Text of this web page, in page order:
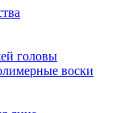
головы
воски